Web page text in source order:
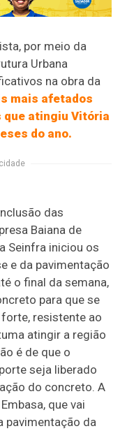
por meio da
Urbana
na obra da
mais afetados
que atingiu Vitória
do ano.
das
Baiana de
Seinfra iniciou os
e da pavimentação
o final da semana,
para que se
resistente ao
atingir a região
é de que o
seja liberado
do concreto. A
que vai
pavimentação da